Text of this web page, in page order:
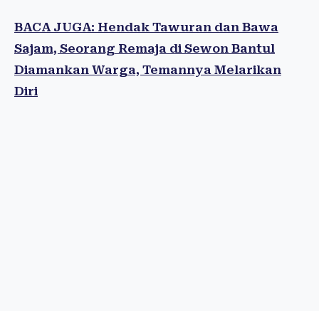
BACA JUGA: Hendak Tawuran dan Bawa
Sajam, Seorang Remaja di Sewon Bantul
Diamankan Warga, Temannya Melarikan
Diri